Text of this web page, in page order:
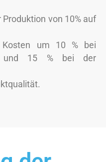
von 10% auf
Kosten um 10 % bei
und 15 % bei der